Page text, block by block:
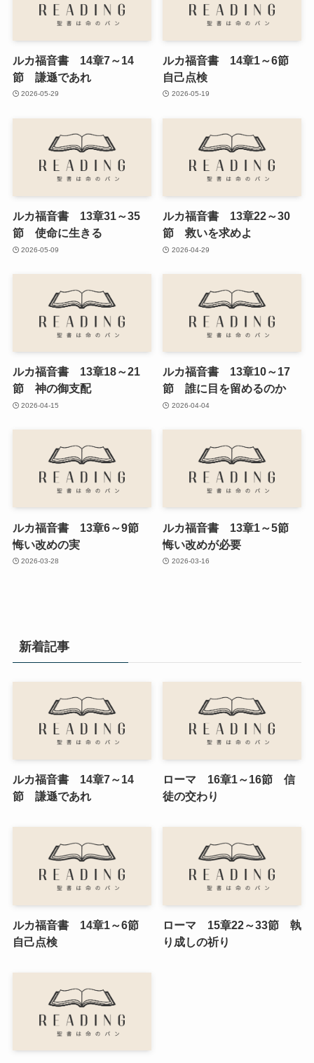
ルカ福音書 14章7～14
節 謙遜であれ
2026-05-29
ルカ福音書 14章1～6節
自己点検
2026-05-19
ルカ福音書 13章31～35
節 使命に生きる
2026-05-09
ルカ福音書 13章22～30
節 救いを求めよ
2026-04-29
ルカ福音書 13章18～21
節 神の御支配
2026-04-15
ルカ福音書 13章10～17
節 誰に目を留めるのか
2026-04-04
ルカ福音書 13章6～9節
悔い改めの実
2026-03-28
ルカ福音書 13章1～5節
悔い改めが必要
2026-03-16
新着記事
ルカ福音書 14章7～14
節 謙遜であれ
ローマ 16章1～16節 信
徒の交わり
ルカ福音書 14章1～6節
自己点検
ローマ 15章22～33節 執
り成しの祈り